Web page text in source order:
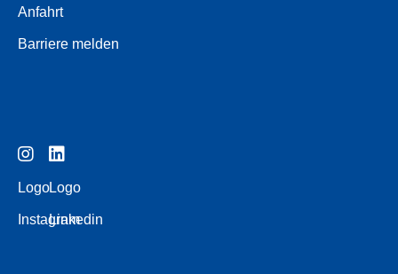
Anfahrt
Barriere melden
Logo
Instagram
Logo
Linkedin